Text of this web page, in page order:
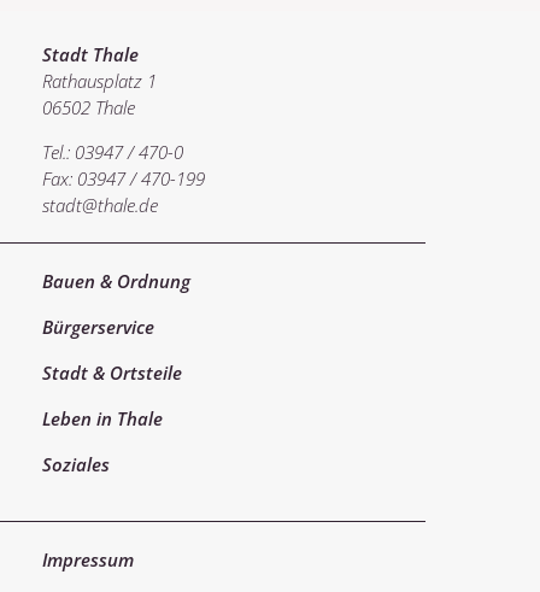
Stadt Thale
Rathausplatz 1
06502 Thale
Tel.: 03947 / 470-0
Fax: 03947 / 470-199
stadt@thale.de
Bauen & Ordnung
Bürgerservice
Stadt & Ortsteile
Leben in Thale
Soziales
Impressum